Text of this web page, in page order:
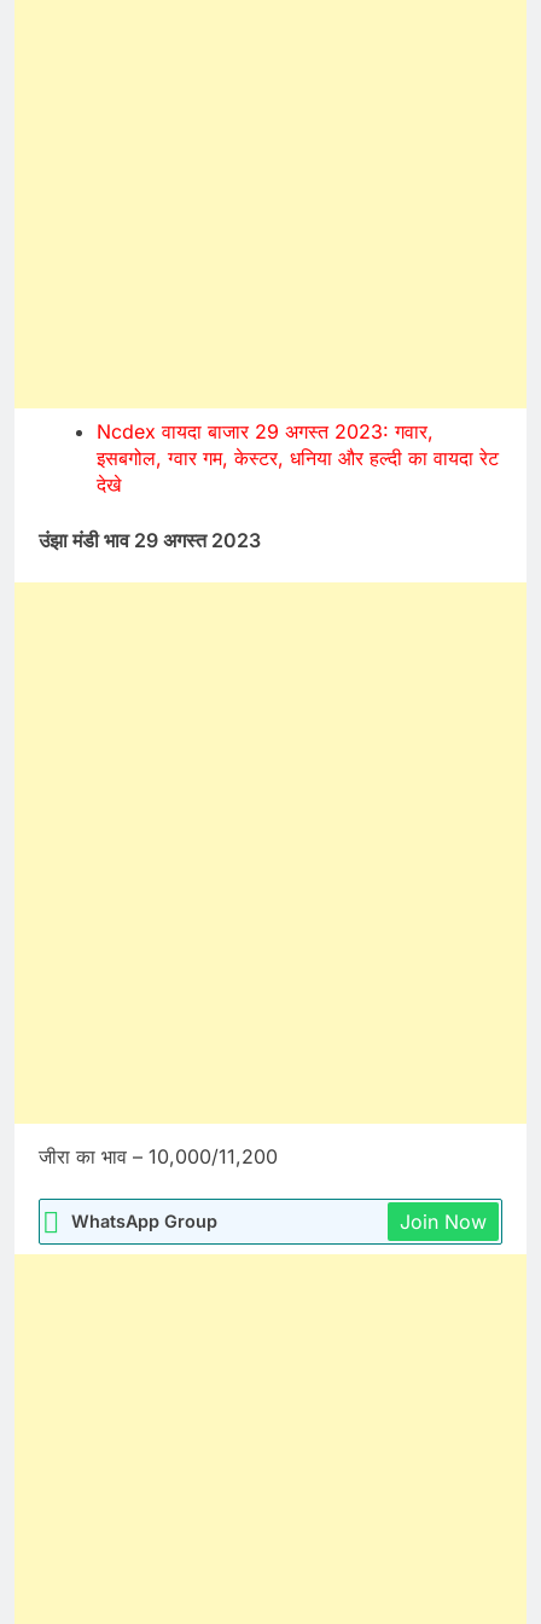
Ncdex वायदा बाजार 29 अगस्त 2023: गवार,
इसबगोल, ग्वार गम, केस्टर, धनिया और हल्दी का वायदा रेट
देखे
उंझा मंडी भाव 29 अगस्त 2023
जीरा का भाव – 10,000/11,200
WhatsApp Group Join Now